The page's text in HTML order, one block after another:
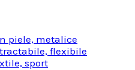
piele, metalice
flexibile
sport